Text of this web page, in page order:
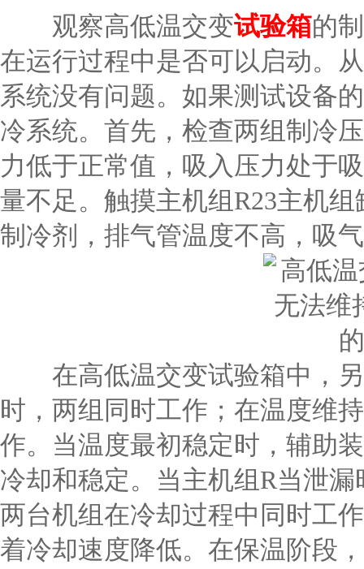
观察高低温交变试验箱的
在运行过程中是否可以启动。
系统没有问题。如果测试设备
冷系统。首先，检查两组制冷
力低于正常值，吸入压力处于
量不足。触摸主机组R23主机
制冷剂，排气管温度不高，吸
在高低温交变试验箱中，另
时，两组同时工作；在温度维
作。当温度最初稳定时，辅助
冷却和稳定。当主机组R当泄
两台机组在冷却过程中同时工
着冷却速度降低。在保温阶段